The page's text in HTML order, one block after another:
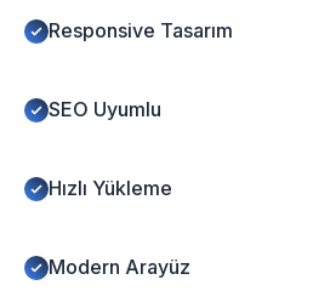
Responsive Tasarım
SEO Uyumlu
Hızlı Yükleme
Modern Arayüz